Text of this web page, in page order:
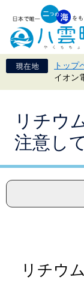
頭
で
飛
ば
て
トップ
イオン
リチウ
注意し
リチウ